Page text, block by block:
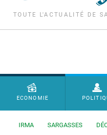
TOUTE L'ACTUALITÉ DE
Menu principal
ECONOMIE
IRMA SARGASSES